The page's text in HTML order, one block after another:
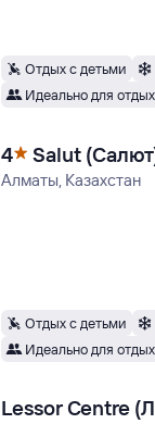
Отдых с детьми
Идеально для
4 Salut
Алматы, Казахстан
Отдых с детьми
Идеально для
Lessor Centre